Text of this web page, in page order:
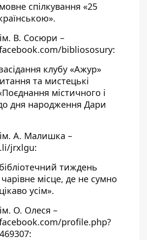
спілкування «25
ім. В. Сосюри –
bibliososury:
клубу «Ажур»
та мистецькі
містичного і
дня народження Дари
ім. А. Малишка –
jrxlgu:
тиждень
чарівне місце, де не сумно
усім».
О. Олеся –
profile.php?
: